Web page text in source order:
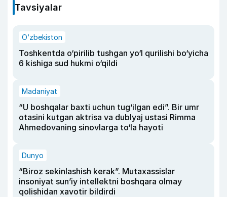
Tavsiyalar
O‘zbekiston
Toshkentda o‘pirilib tushgan yo‘l qurilishi bo‘yicha
6 kishiga sud hukmi o‘qildi
Madaniyat
“U boshqalar baxti uchun tug‘ilgan edi”. Bir umr
otasini kutgan aktrisa va dublyaj ustasi Rimma
Ahmedovaning sinovlarga to‘la hayoti
Dunyo
“Biroz sekinlashish kerak”. Mutaxassislar
insoniyat sun’iy intellektni boshqara olmay
qolishidan xavotir bildirdi